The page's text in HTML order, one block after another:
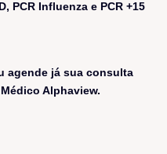
PCR Influenza e PCR +15
agende já sua consulta
Alphaview.